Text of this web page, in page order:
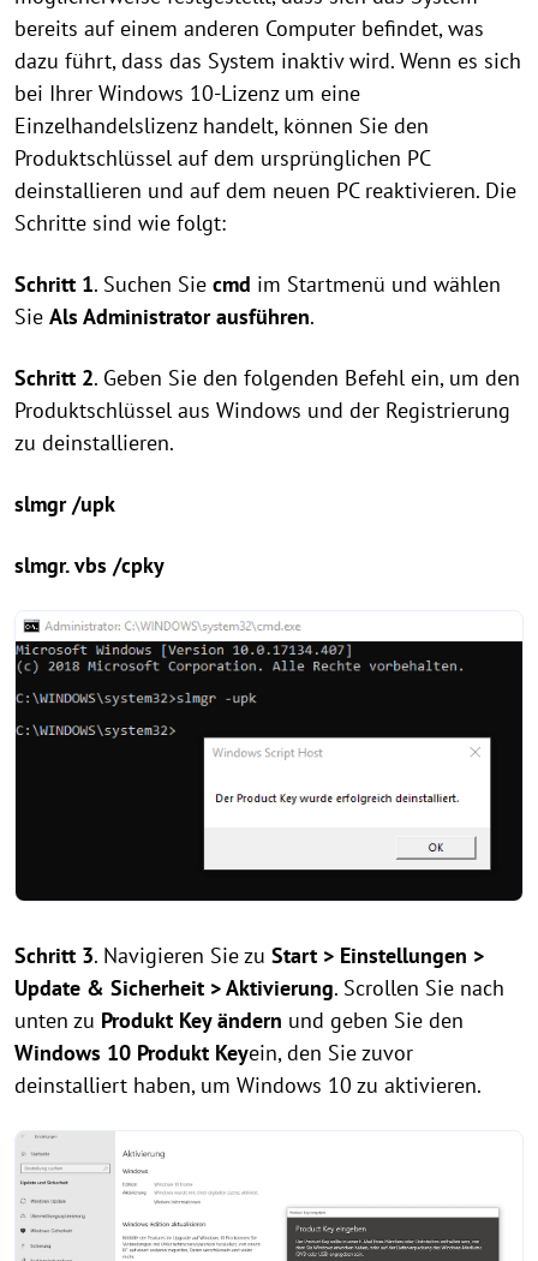
bereits auf einem anderen Computer befindet, was
dazu führt, dass das System inaktiv wird. Wenn es sich
bei Ihrer Windows 10-Lizenz um eine
Einzelhandelslizenz handelt, können Sie den
Produktschlüssel auf dem ursprünglichen PC
deinstallieren und auf dem neuen PC reaktivieren. Die
Schritte sind wie folgt:
Schritt 1. Suchen Sie cmd im Startmenü und wählen
Sie Als Administrator ausführen.
Schritt 2. Geben Sie den folgenden Befehl ein, um den
Produktschlüssel aus Windows und der Registrierung
zu deinstallieren.
slmgr /upk
slmgr. vbs /cpky
Schritt 3. Navigieren Sie zu Start > Einstellungen >
Update & Sicherheit > Aktivierung. Scrollen Sie nach
unten zu Produkt Key ändern und geben Sie den
Windows 10 Produkt Keyein, den Sie zuvor
deinstalliert haben, um Windows 10 zu aktivieren.